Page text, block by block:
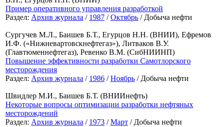
Пример оперативного управления разработкой
Раздел: Архив журнала / 1987 /Октябрь / Добыча нефти
Сургучев М.Л., Баишев Б.Т., Егурцов Н.Н. (ВНИИ), Ефремов
И.Ф. («Нижневартовскнефтегаз»), Литваков В.У.
(Главтюменнефтегаз), Ревенко В.М. (СибНИИНП)
Повышение эффективности разработки Самотлорского
месторождения
Раздел: Архив журнала / 1986 /Ноябрь / Добыча нефти
Швидлер М.И., Баишев Б.Т. (ВНИИнефть)
Некоторые вопросы оптимизации разработки нефтяных
месторождений
Раздел: Архив журнала / 1973 /Март / Добыча нефти